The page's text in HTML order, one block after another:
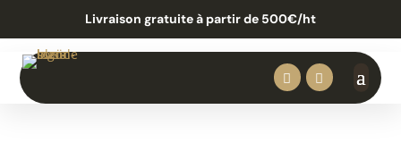
Livraison gratuite à partir de 500€/ht

